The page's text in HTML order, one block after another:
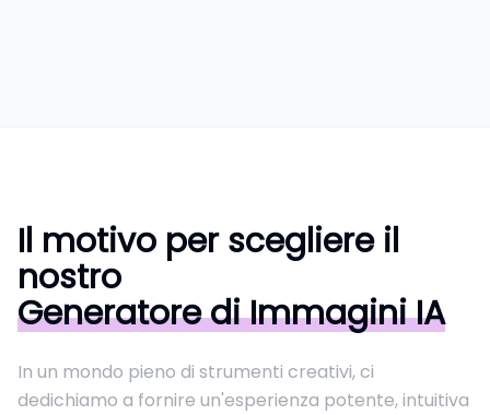
Il motivo per scegliere il
nostro
Generatore di Immagini IA
In un mondo pieno di strumenti creativi, ci
dedichiamo a fornire un'esperienza potente, intuitiva